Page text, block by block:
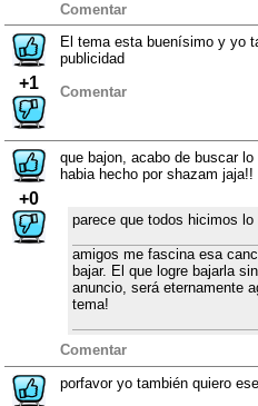
Comentar
+1
El tema esta buenísimo y yo
publicidad
Comentar
+0
que bajon, acabo de buscar
habia hecho por shazam
parece que todos hicimos lo
amigos me fascina esa
bajar. El que logre bajarla
anuncio, será eternamente
tema!
Comentar
porfavor yo también quiero